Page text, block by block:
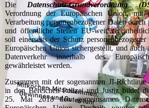
Die Datenschutz-Grundverordnung
Verordnung der Europäischen Union,
Verarbeitung personenbezogener Daten
und öffentliche Stellen EU-weit
soll einerseits der Schutz
Europäischen Union sichergestellt, und auch
Datenverkehr innerhalb des
gewährleistet werden.
Zusammen mit der sogenannten JI-
in den Bereichen Polizei und Justiz bildet
25. Mai 2018 den gemeinsamen